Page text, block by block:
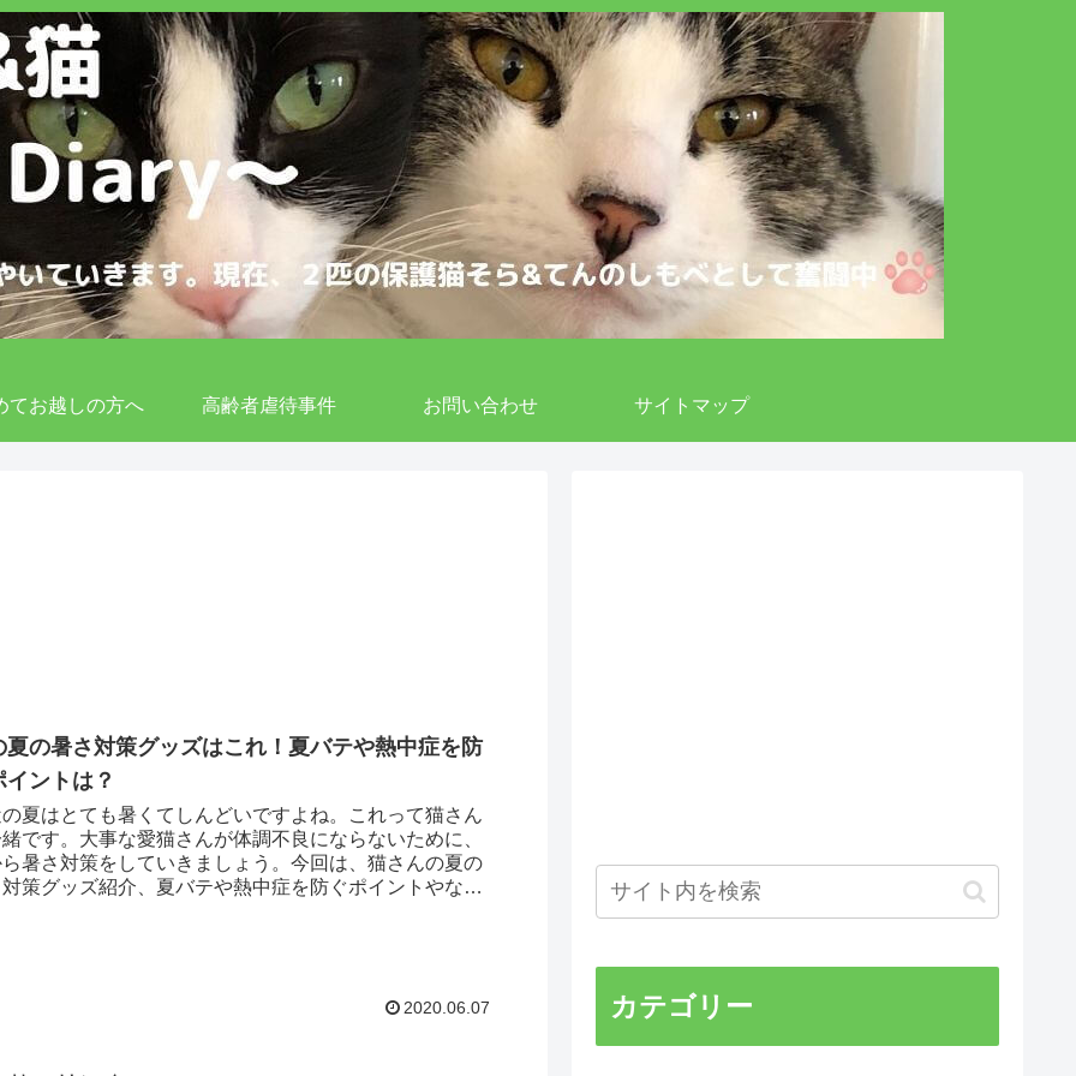
てお越しの方へ 高齢者虐待事件 お問い合わせ サイトマップ
夏の暑さ対策グッズはこれ！夏バテや熱中症を防
イントは？
夏はとても暑くてしんどいですよね。これって猫さん
です。大事な愛猫さんが体調不良にならないために、
暑さ対策をしていきましょう。今回は、猫さんの夏の
策グッズ紹介、夏バテや熱中症を防ぐポイントやなっ
2020.06.07 カテゴリー